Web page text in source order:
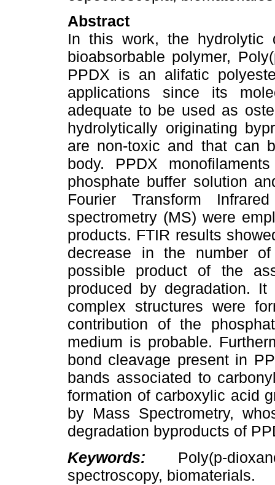
Abstract
In this work, the hydrolytic
bioabsorbable polymer,
PPDX is an alifatic
applications since its
adequate to be used as
hydrolytically originating
are non-toxic and that can
body. PPDX
phosphate buffer solution
Fourier Transform
spectrometry (MS) were
products. FTIR results
decrease in the number
possible product of the
produced by degradation.
complex structures were
contribution of the
medium is probable.
bond cleavage present in
bands associated to
formation of carboxylic acid
by Mass Spectrometry,
degradation byproducts of
Keywords: Poly(p-
spectroscopy, biomaterials.